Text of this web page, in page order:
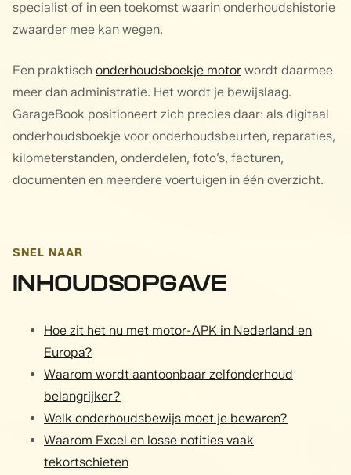
specialist of in een toekomst waarin onderhoudshistorie
zwaarder mee kan wegen.
Een praktisch onderhoudsboekje motor wordt daarmee
meer dan administratie. Het wordt je bewijslaag.
GarageBook positioneert zich precies daar: als digitaal
onderhoudsboekje voor onderhoudsbeurten, reparaties,
kilometerstanden, onderdelen, foto’s, facturen,
documenten en meerdere voertuigen in één overzicht.
SNEL NAAR
INHOUDSOPGAVE
Hoe zit het nu met motor-APK in Nederland en
Europa?
Waarom wordt aantoonbaar zelfonderhoud
belangrijker?
Welk onderhoudsbewijs moet je bewaren?
Waarom Excel en losse notities vaak
tekortschieten